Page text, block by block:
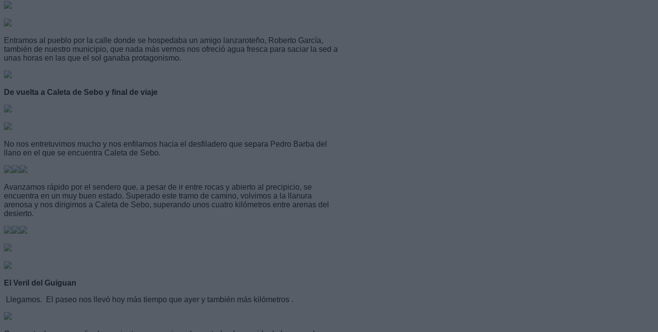
Entramos al pueblo por la calle donde se hospedaba un amigo lanzaroteño, Roberto García,
también de nuestro municipio, que nada más vernos nos ofreció agua fresca para saciar la sed a
unas horas en las que el sol ganaba protagonismo.
De vuelta a Caleta de Sebo y final de viaje
No nos entretuvimos mucho y nos enfilamos hacia el desfiladero que separa Pedro Barba del
llano en el que se encuentra Caleta de Sebo.
Avanzamos rápido por el sendero que, a pesar de ir entre rocas y abierto al precipicio, se
encuentra en un muy buen estado. Superado este tramo de camino, volvimos a la llanura
arenosa y nos dirigimos a Caleta de Sebo, superando unos cuatro kilómetros entre arenas del
desierto.
El Veril del Guiguan
Llegamos. El paseo nos llevó hoy más tiempo que ayer y también más kilómetros .